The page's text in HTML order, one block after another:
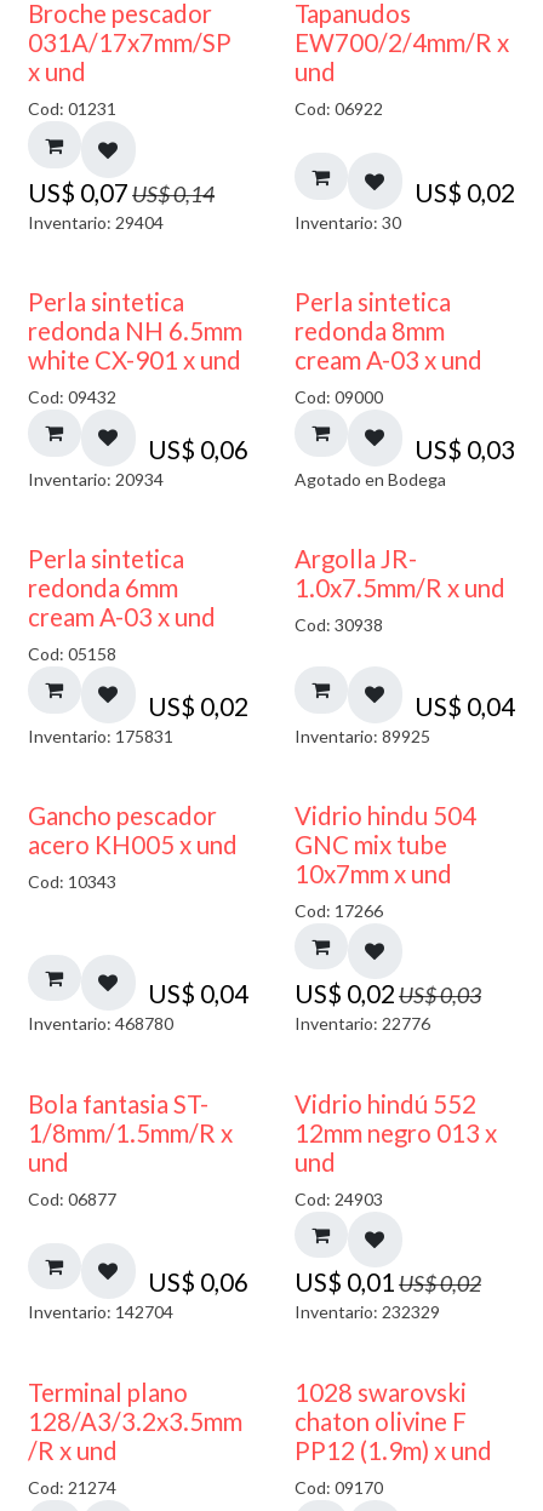
50% DESCUENTO
Broche pescador
031A/17x7mm/SP
x und
Cod: 01231
US$ 0,07US$0,14
Inventario: 29404
Tapanudos
EW700/2/4mm/R x
und
Cod: 06922
US$ 0,02
Inventario: 30
Perla sintetica
redonda NH 6.5mm
white CX-901 x und
Cod: 09432
US$ 0,06
Inventario: 20934
AGOTADO
Perla sintetica
redonda 8mm
cream A-03 x und
Cod: 09000
US$ 0,03
Agotado en Bodega
Perla sintetica
redonda 6mm
cream A-03 x und
Cod: 05158
US$ 0,02
Inventario: 175831
Argolla JR-
1.0x7.5mm/R x und
Cod: 30938
US$ 0,04
Inventario: 89925
Gancho pescador
acero KH005 x und
Cod: 10343
US$ 0,04
Inventario: 468780
40% DESCUENTO
Vidrio hindu 504
GNC mix tube
10x7mm x und
Cod: 17266
US$ 0,02US$0,03
Inventario: 22776
Bola fantasia ST-
1/8mm/1.5mm/R x
und
Cod: 06877
US$ 0,06
Inventario: 142704
40% DESCUENTO
Vidrio hindú 552
12mm negro 013 x
und
Cod: 24903
US$ 0,01US$0,02
Inventario: 232329
Terminal plano
128/A3/3.2x3.5mm
/R x und
Cod: 21274
1028 swarovski
chaton olivine F
PP12 (1.9m) x und
Cod: 09170